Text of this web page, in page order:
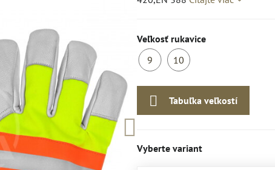
Veľkosť rukavice
9
10
dní
10
10
dní
Tabuľka veľkostí
Vyberte variant